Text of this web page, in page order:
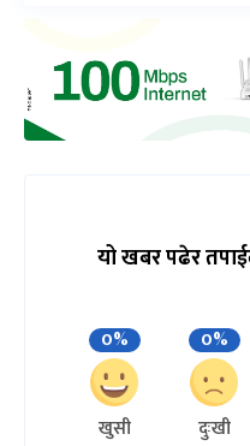
यो खबर पढेर
0%
खुसी
0%
दुःखी